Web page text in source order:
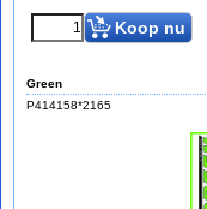
Koop nu
Green
P414158*2165